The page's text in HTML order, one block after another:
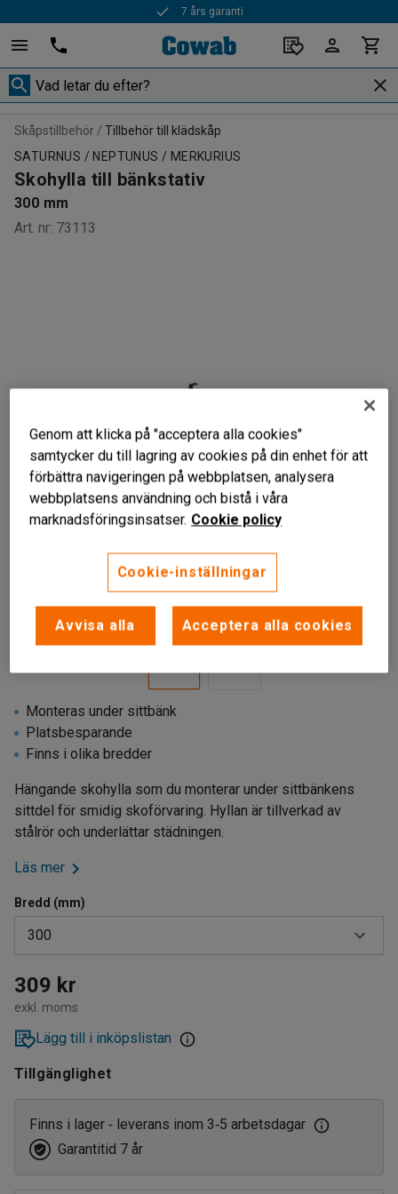
7 års garanti
Snabba leveranser
Skåpstillbehör
Tillbehör till klädskåp
SATURNUS / NEPTUNUS / MERKURIUS
Skohylla till bänkstativ
300 mm
Art. nr: 73113
Monteras under sittbänk
Platsbesparande
Finns i olika bredder
Hängande skohylla som du monterar under sittbänkens
sittdel för smidig skoförvaring. Hyllan är tillverkad av
stålrör och underlättar städningen.
Läs mer
Bredd (mm)
300
300
600
800
900
1200
309 kr
exkl. moms
Lägg till i inköpslistan
Tillgänglighet
Finns i lager ‑ leverans inom 3‑5 arbetsdagar
Garantitid 7 år
Genom att klicka på "acceptera alla cookies"
samtycker du till lagring av cookies på din enhet för att
förbättra navigeringen på webbplatsen, analysera
webbplatsens användning och bistå i våra
marknadsföringsinsatser. Cookie policy
Cookie-inställningar
Avvisa alla Acceptera alla cookies